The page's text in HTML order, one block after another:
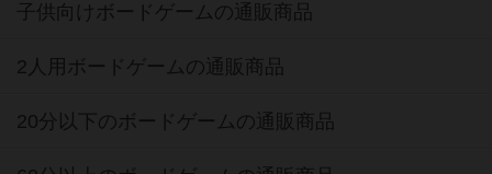
子供向けボードゲームの通販商品
2人用ボードゲームの通販商品
20分以下のボードゲームの通販商品